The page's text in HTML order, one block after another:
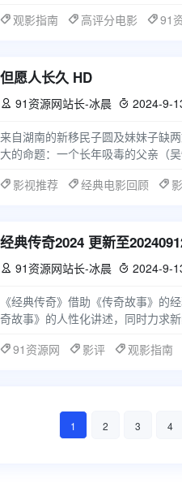
观影指南
高评分电影 91
但愿人长久 HD
 91资源网站长-冰晨  2024-9-
来自湖南的新移民子圆及妹妹子缺
大的命题：一个长年吸毒的父亲（
影视推荐
经典电影回顾
经典传奇2024 更新至
 91资源网站长-冰晨  2024-9-
《经典传奇》借助《传奇故事》的
奇故事》的人性化讲述，同时力求
91资源网
影评 观影指南
1 2 3 4